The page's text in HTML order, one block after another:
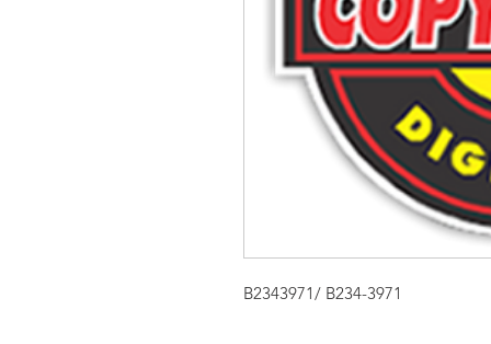
B2343971/ B234-3971